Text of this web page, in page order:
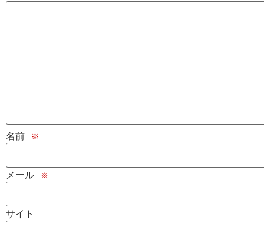
名前 ※
メール ※
サイト